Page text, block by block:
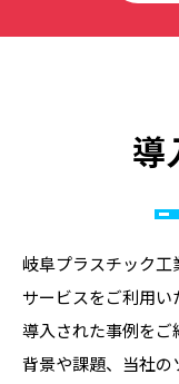
導
岐阜プラスチック
サービスをご利用
導入された事例をご
背景や課題、当社